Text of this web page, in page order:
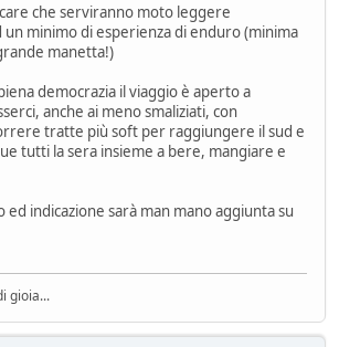
che serviranno moto leggere
un minimo di esperienza di enduro (minima
manetta!)
democrazia il viaggio è aperto a
anche ai meno smaliziati, con
tratte più soft per raggiungere il sud e
tutti la sera insieme a bere, mangiare e
ed indicazione sarà man mano aggiunta su
gioia...